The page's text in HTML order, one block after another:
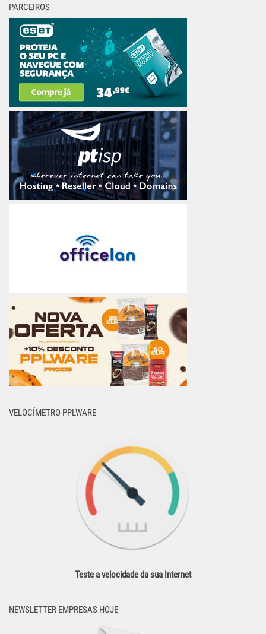
PARCEIROS
VELOCÍMETRO PPLWARE
Teste a velocidade da sua Internet
NEWSLETTER EMPRESAS HOJE